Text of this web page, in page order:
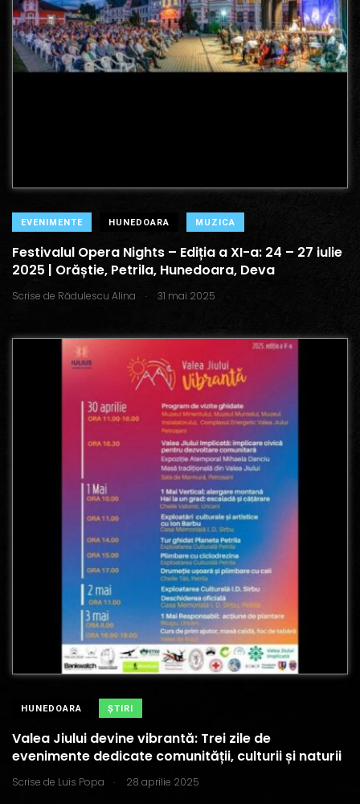
EVENIMENTE HUNEDOARA MUZICA
Festivalul Opera Nights – Ediția a XI-a: 24 – 27 iulie
2025 | Orăștie, Petrila, Hunedoara, Deva
Scrise de Rădulescu Alina . 31 mai 2025
HUNEDOARA ŞTIRI
Valea Jiului devine vibrantă: Trei zile de
evenimente dedicate comunității, culturii și naturii
Scrise de Luis Popa . 28 aprilie 2025